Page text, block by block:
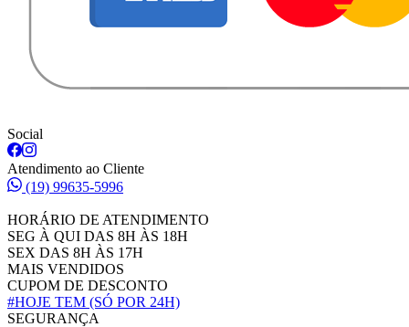
Social
Atendimento ao Cliente
(19) 99635-5996
HORÁRIO DE ATENDIMENTO
SEG À QUI DAS 8H ÀS 18H
SEX DAS 8H ÀS 17H
MAIS VENDIDOS
CUPOM DE DESCONTO
#HOJE TEM (SÓ POR 24H)
SEGURANÇA